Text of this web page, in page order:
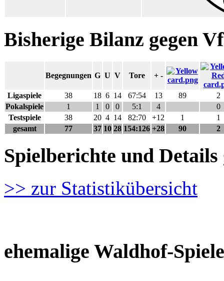
Bisherige Bilanz gegen
Begegnungen G U V Tore + -
Ligaspiele 38 18 6 14 67:54 13 89
2
Pokalspiele
1 1 0 0 5:1 4
0
Testspiele
38 20 4 14 82:70 +12 1
1
gesamt
77 37 10 28 154:126 +28 90 2
Spielberichte und
>> zur Statistikübersicht
ehemalige Waldhof-